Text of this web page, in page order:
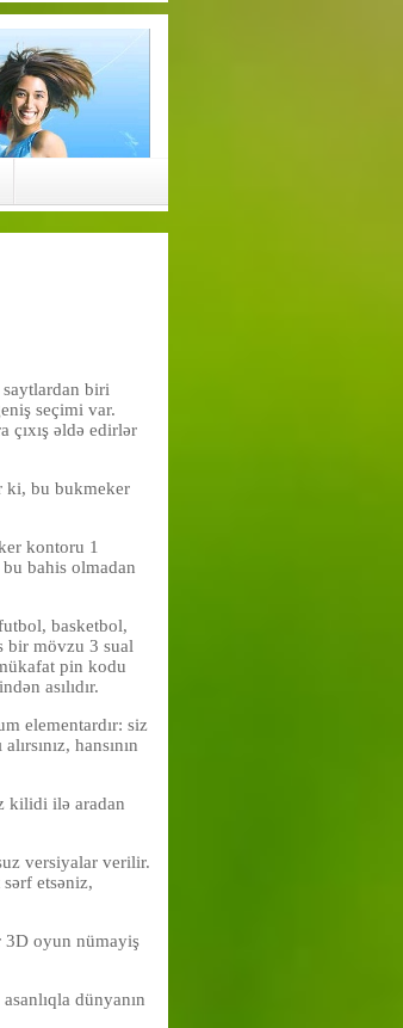
biri
seçimi var.
çıxış əldə edirlər
ki, bu bukmeker
kontoru 1
bahis olmadan
basketbol,
bir mövzu 3 sual
pin kodu
asılıdır.
elementardır: siz
hansının
kilidi ilə aradan
versiyalar verilir.
etsəniz,
3D oyun nümayiş
dünyanın